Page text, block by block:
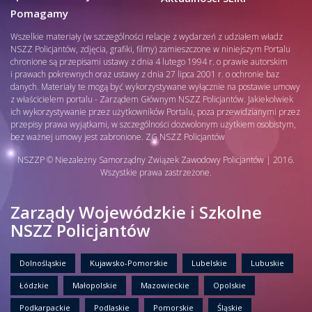
Pomagamy
Wszelkie materiały (w szczególności relacje z wydarzeń z udziałem władz
NSZZ Policjantów, zdjęcia, grafiki, filmy) zamieszczone w niniejszym Portalu
chronione są przepisami ustawy z dnia 4 lutego 1994 r. o prawie autorskim
i prawach pokrewnych oraz ustawy z dnia 27 lipca 2001 r. o ochronie baz
danych. Materiały te mogą być wykorzystywane wyłącznie na postawie umowy
z właścicielem portalu - Zarządem Głównym NSZZ Policjantów. Jakiekolwiek
ich wykorzystywanie przez użytkowników Portalu, poza przewidzianymi przez
przepisy prawa wyjątkami, w szczególności dozwolonym użytkiem osobistym,
bez ważnej umowy jest zabronione. ZG NSZZ Policjantów
NSZZP © Niezależny Samorządny Związek Zawodowy Policjantów | 2016.
Wszystkie prawa zastrzeżone.
Zarządy Wojewódzkie i Szkolne
NSZZ Policjantów
Dolnośląskie Kujawsko-Pomorskie Lubelskie Lubuskie
Łódzkie Małopolskie Mazowieckie Opolskie
Podkarpackie Podlaskie Pomorskie Śląskie